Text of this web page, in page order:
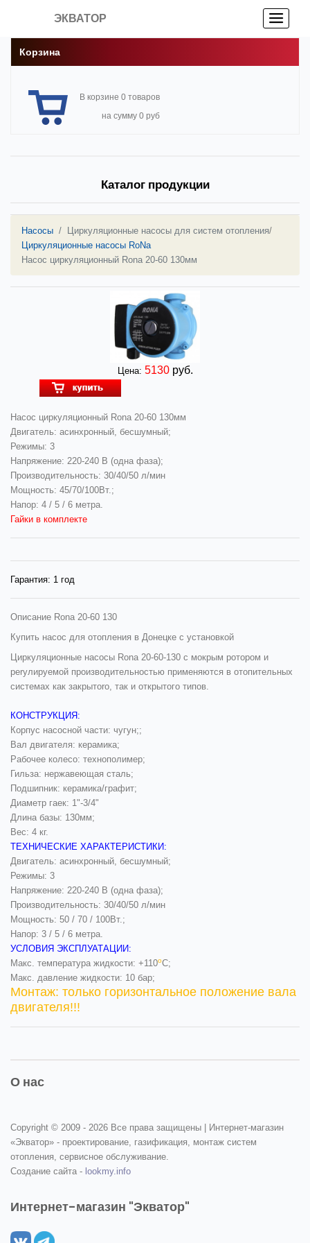
ЭКВАТОР
Корзина
В корзине 0 товаров
на сумму 0 руб
Каталог продукции
Насосы Циркуляционные насосы для систем отопления/
Циркуляционные насосы RoNa
Насос циркуляционный Rona 20-60 130мм
Цена: 5130 руб.
Насос циркуляционный Rona 20-60 130мм
Двигатель: асинхронный, бесшумный;
Режимы: 3
Напряжение: 220-240 В (одна фаза);
Производительность: 30/40/50 л/мин
Мощность: 45/70/100Вт.;
Напор: 4 / 5 / 6 метра.
Гайки в комплекте
Гарантия: 1 год
Описание Rona 20-60 130
Купить насос для отопления в Донецке с установкой
Циркуляционные насосы Rona 20-60-130 с мокрым ротором и
реryлируемой производительностью применяются в отопительных
системах как закрытоro, так и открытого типов.
КОНСТРУКЦИЯ:
Корпус насосной части: чугун;;
Вал двигателя: керамика;
Рабочее колесо: технополимер;
Гильза: нержавеющая сталь;
Подшипник: керамика/графит;
Диаметр гаек: 1"-3/4"
Длина базы: 130мм;
Вес: 4 кг.
ТЕХНИЧЕСКИЕ ХАРАКТЕРИСТИКИ:
Двигатель: асинхронный, бесшумный;
Режимы: 3
Напряжение: 220-240 В (одна фаза);
Производительность: 30/40/50 л/мин
Мощность: 50 / 70 / 100Вт.;
Напор: 3 / 5 / 6 метра.
УСЛОВИЯ ЭКСПЛУАТАЦИИ:
Макс. температура жидкости: +110оС;
Макс. давление жидкости: 10 бар;
Монтаж: только горизонтальное положение вала
двигателя!!!
О нас
Copyright © 2009 - 2026 Все права защищены | Интернет-магазин
«Экватор» - проектирование, газификация, монтаж систем
отопления, сервисное обслуживание.
Создание сайта - lookmy.info
Интернет-магазин "Экватор"